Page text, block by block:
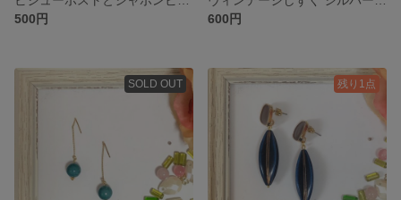
500円
600円
SOLD OUT 残り1点